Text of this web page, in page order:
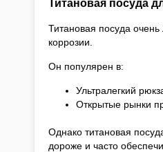
Титановая посуда
Титановая посуда очень
коррозии.
Он популярен в:
Ультралегкий
Открытые рынки
Однако титановая
дороже и часто